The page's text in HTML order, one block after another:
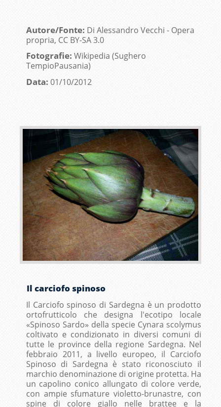
Autore/Fonte: Di Alessandro Vecchi - Opera
propria, CC BY-SA 3.0
Fotografie: Wikipedia (Sughero
TempioPausania)
Data: 01/10/2012
Il carciofo spinoso
Il Carciofo spinoso di Sardegna è un prodotto
ortofrutticolo che designa l'ecotipo locale
«Spinoso Sardo» della specie Cynara scolymus
coltivato e condizionato in diversi comuni di
tutte le province della regione Sardegna. Nel
febbraio 2011, a livello europeo, il Carciofo
Spinoso di Sardegna è stato riconosciuto il
marchio denominazione di origine protetta. Ha
un capolino conico allungato di colore verde,
con ampie sfumature violetto-brunastre, con
spine di colore giallo nelle brattee e la